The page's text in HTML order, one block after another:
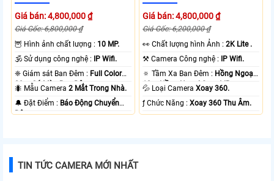
Giá bán: 4,800,000 ₫
Giá Gốc: 6,800,000 ₫
🦉 Hình ảnh chất lượng : 10 MP.
🕉️ Sử dụng công nghệ :
IP Wifi.
❈ Giám sát Ban Đêm : Full Color
20m Có Màu Ban Ðêm.
🐜 Mẫu Camera2 Mắt Trong Nhà.
️🔔 Đặt Điểm : Báo Động Chuyển
Động.
Giá bán: 4,800,000 ₫
Giá Gốc: 6,200,000 ₫
️👀 Chất lượng hình Ảnh :2K Lite .
⚒ Camera Công nghệ :
IP Wifi.
🔅 Tầm Xa Ban Đêm : Hồng Ngoại
10m Hồng Ngoại Smart IR.
💦 Loại CameraXoay 360.
️ƒ Chức Năng :Xoay 360 Thu Âm.
TIN TỨC CAMERA MỚI NHẤT